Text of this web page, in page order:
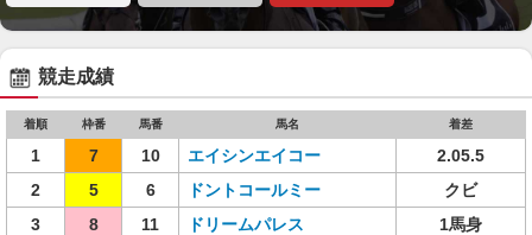
競走成績
着順 枠番 馬番 馬名 着差
1 7 10 エイシンエイコー
2.05.5
2
5 6 ドントコールミー
クビ
3
8 11 ドリームパレス
1馬身